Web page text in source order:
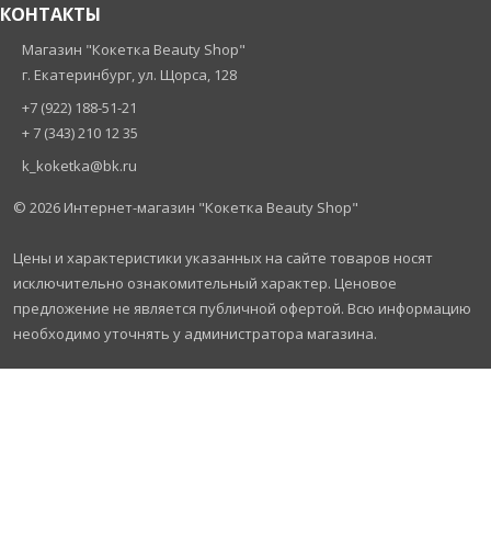
КОНТАКТЫ
Магазин "Кокетка Beauty Shop"
г. Екатеринбург, ул. Щорса, 128
+7 (922) 188-51-21
+ 7 (343) 210 12 35
k_koketka@bk.ru
© 2026 Интернет-магазин "Кокетка Beauty Shop"
Цены и характеристики указанных на сайте товаров носят
исключительно ознакомительный характер. Ценовое
предложение не является публичной офертой. Всю информацию
необходимо уточнять у администратора магазина.